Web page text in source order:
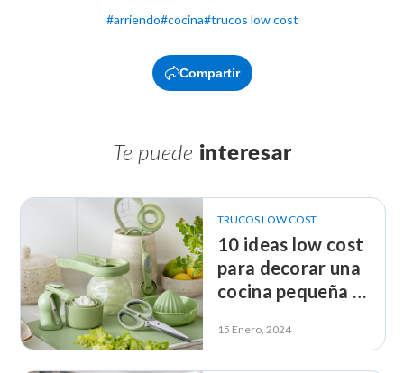
#arriendo#cocina#trucos low cost
Compartir
Te puede interesar
TRUCOS LOW COST
10 ideas low cost
para decorar una
cocina pequeña y
15 Enero, 2024